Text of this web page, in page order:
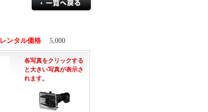
レンタル価格 5,000
各写真をクリックする
と大きい写真が表示さ
れます。